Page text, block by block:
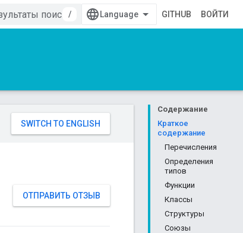
/
GITHUB ВОЙТИ
Содержание
Краткое
содержание
Перечисления
Определения
типов
Функции
Классы
Структуры
Союзы
ОТПРАВИТЬ ОТЗЫВ